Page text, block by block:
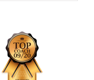
in ihre Vorstellung